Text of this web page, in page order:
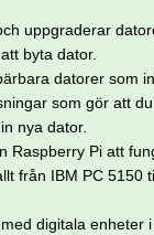
uppgraderar
byta dator.
datorer som
som gör att
nya dator.
Raspberry Pi att
från IBM PC 5150
digitala enheter i